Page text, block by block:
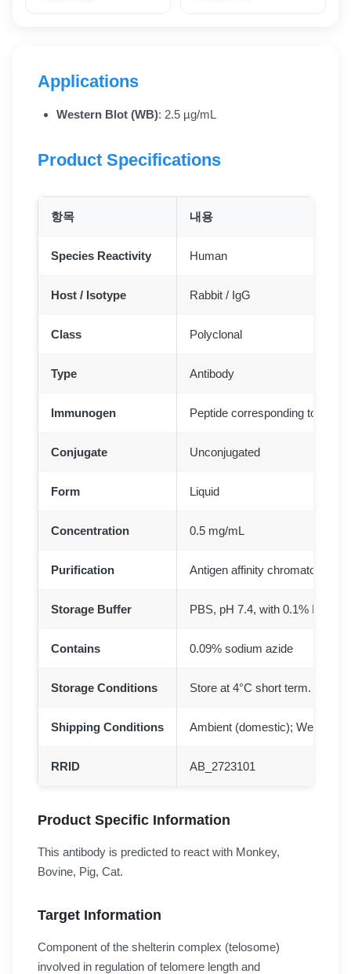
Applications
Western Blot (WB): 2.5 µg/mL
Product Specifications
항목 내용
Species Reactivity Human
Host / Isotype Rabbit / IgG
Class Polyclonal
Type Antibody
Immunogen Peptide corresponding to
Conjugate Unconjugated
Form Liquid
Concentration 0.5 mg/mL
Purification Antigen affinity chromatography
Storage Buffer PBS, pH 7.4, with 0.1% BSA,
Contains 0.09% sodium azide
Storage Conditions Store at 4°C short term. For
Shipping Conditions Ambient (domestic); Wet ice
RRID AB_2723101
Product Specific Information
This antibody is predicted to react with Monkey,
Bovine, Pig, Cat.
Target Information
Component of the shelterin complex (telosome)
involved in regulation of telomere length and